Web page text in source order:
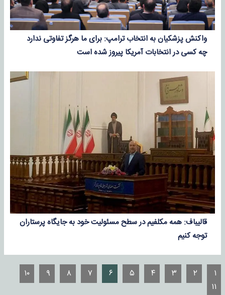
واکنش پزشکیان به انتخاب ترامپ: برای ما هرگز تفاوتی ندارد
چه کسی در انتخابات آمریکا پیروز شده است
قالیباف: همه مکلفیم در سطح مسئولیت خود به جایگاه پرستاران
توجه کنیم
۱ ۲ ۳ ۴ ۵ ۶ ۷ ۸ ۹
۱۰
۱۱